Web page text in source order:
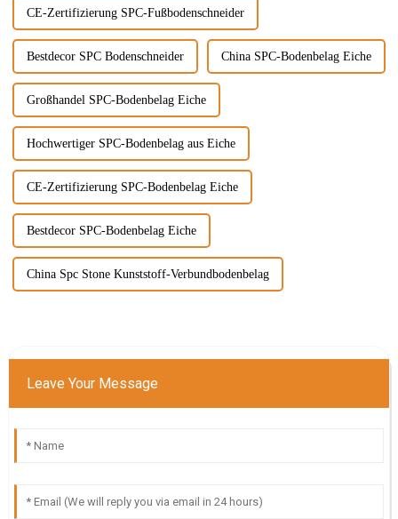
CE-Zertifizierung SPC-Fußbodenschneider
Bestdecor SPC Bodenschneider China SPC-Bodenbelag Eiche
Großhandel SPC-Bodenbelag Eiche
Hochwertiger SPC-Bodenbelag aus Eiche
CE-Zertifizierung SPC-Bodenbelag Eiche
Bestdecor SPC-Bodenbelag Eiche
China Spc Stone Kunststoff-Verbundbodenbelag
Leave Your Message